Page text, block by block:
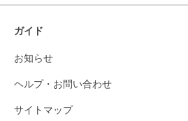
ガイド
お知らせ
ヘルプ・お問い合わせ
サイトマップ